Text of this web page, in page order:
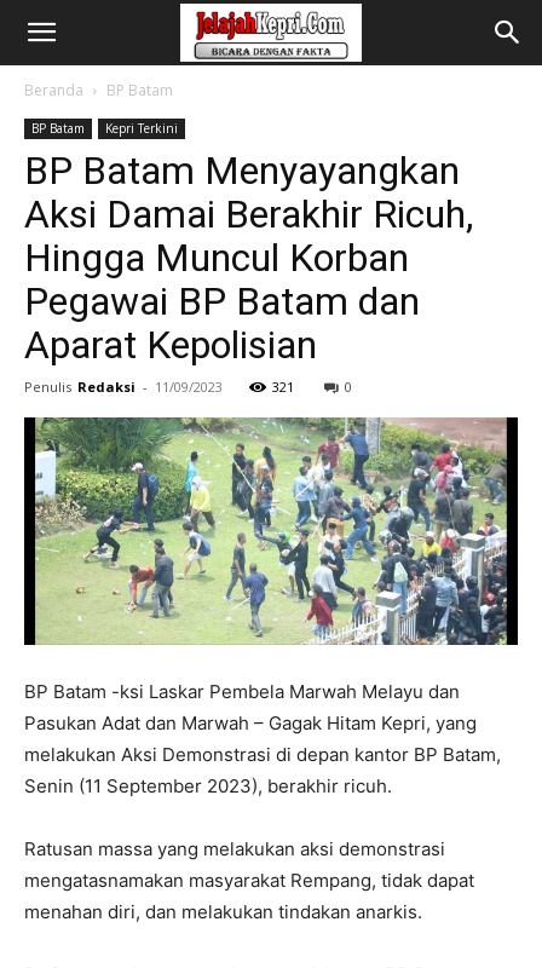
Beranda BP Batam
BP Batam Kepri Terkini
BP Batam Menyayangkan
Aksi Damai Berakhir Ricuh,
Hingga Muncul Korban
Pegawai BP Batam dan
Aparat Kepolisian
Penulis Redaksi - 11/09/2023 321 0
BP Batam -ksi Laskar Pembela Marwah Melayu dan
Pasukan Adat dan Marwah – Gagak Hitam Kepri, yang
melakukan Aksi Demonstrasi di depan kantor BP Batam,
Senin (11 September 2023), berakhir ricuh.
Ratusan massa yang melakukan aksi demonstrasi
mengatasnamakan masyarakat Rempang, tidak dapat
menahan diri, dan melakukan tindakan anarkis.